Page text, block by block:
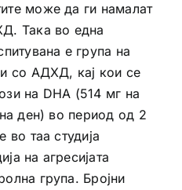
може да ги намалат
Така во една
е група на
со АДХД, кај кои се
на DHA (514 мг на
ден) во период од 2
во таа студија
на агресијата
група. Бројни